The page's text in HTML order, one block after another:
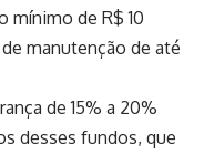
mínimo de R$ 10
manutenção de até
de 15% a 20%
desses fundos, que